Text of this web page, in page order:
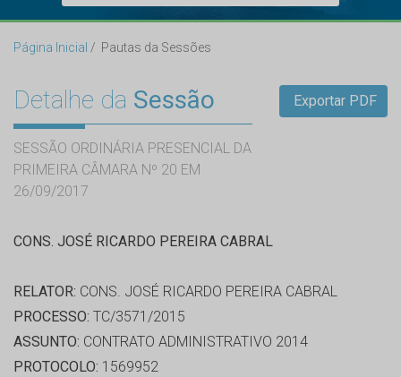
Página Inicial Pautas da Sessões
Detalhe da Sessão
SESSÃO ORDINÁRIA PRESENCIAL DA
PRIMEIRA CÂMARA Nº 20 EM
26/09/2017
Exportar PDF
CONS. JOSÉ RICARDO PEREIRA CABRAL
RELATOR: CONS. JOSÉ RICARDO PEREIRA CABRAL
PROCESSO: TC/3571/2015
ASSUNTO: CONTRATO ADMINISTRATIVO 2014
PROTOCOLO: 1569952